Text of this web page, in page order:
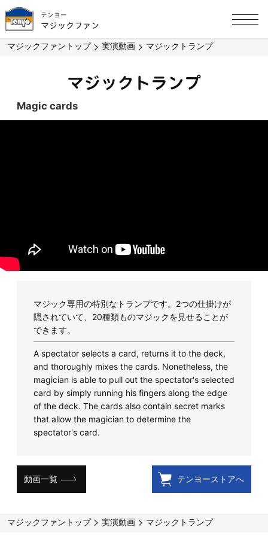
テンヨー
マジックファン
マジックファントップ 実演動画 マジックトランプ
マジックトランプ
Magic cards
マジック専用の特別なトランプです。2つの仕掛けが
隠されていて、20種類ものマジックを見せることが
できます。
A spectator selects a card, returns it to the deck,
and thoroughly mixes the cards. Nonetheless, the
magician is able to pull out the spectator's selected
card by simply running his fingers along the edge
of the deck. The cards also contain secret marks
that allow the magician to determine the
spectator's card.
動画一覧 テンヨーストアへ
マジックファントップ 実演動画 マジックトランプ